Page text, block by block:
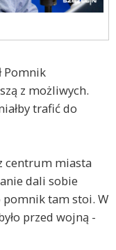
Pomnik
z możliwych.
trafić do
centrum miasta
dali sobie
tam stoi. W
przed wojną -
nie
jest minimalny.
pomników różnych
, zadymy . Nie
!
samo jak feministki w
propozycji.
nie pasuje w tym